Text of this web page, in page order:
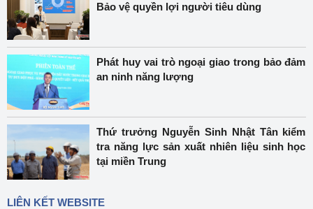
Bảo vệ quyền lợi người tiêu dùng
Phát huy vai trò ngoại giao trong bảo đảm
an ninh năng lượng
Thứ trưởng Nguyễn Sinh Nhật Tân kiểm
tra năng lực sản xuất nhiên liệu sinh học
tại miền Trung
LIÊN KẾT WEBSITE